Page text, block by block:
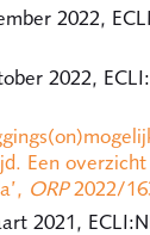
2022,
2022,
Een
ORP2022/
2021,